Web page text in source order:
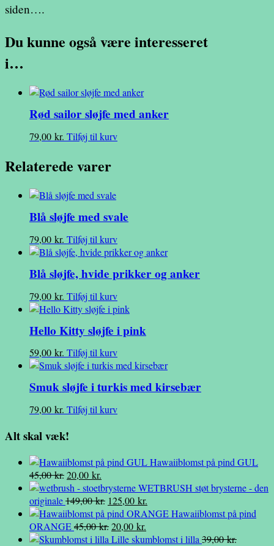
siden….
Du kunne også være interesseret
i…
Rød sailor sløjfe med anker
79,00 kr. Tilføj til kurv
Relaterede varer
Blå sløjfe med svale
79,00 kr. Tilføj til kurv
Blå sløjfe, hvide prikker og anker
79,00 kr. Tilføj til kurv
Hello Kitty sløjfe i pink
59,00 kr. Tilføj til kurv
Smuk sløjfe i turkis med kirsebær
79,00 kr. Tilføj til kurv
Alt skal væk!
Hawaiiblomst på pind GUL
45,00kr.Den
oprindelige
pris
var:
45,00 kr..
20,00 kr.
aktuelle
pris
er:
20,00 kr..
WETBRUSH støt brysterne - den
originale149,00kr. Den
oprindelige
pris
var:
125,00 kr.
aktuelle
er:
Hawaiiblomst på pind
ORANGE45,00kr.Den
oprindelige
20,00 kr.
aktuelle
Lille skumblomst i lilla 39,00kr.